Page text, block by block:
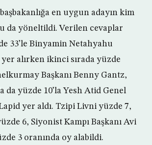
başbakanlığa en uygun adayın kim
da yöneltildi. Verilen cevaplar
33’le Binyamin Netahyahu
alırken ikinci sırada yüzde
Başkanı Benny Gantz,
da yüzde 10’la Yesh Atid Genel
yer aldı. Tzipi Livni yüzde 7,
6, Siyonist Kampı Başkanı Avi
3 oranında oy alabildi.